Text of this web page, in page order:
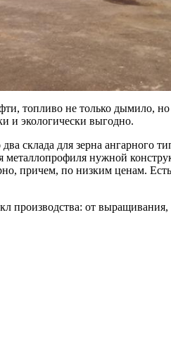
топливо не только дымило,
и экологически выгодно.
склада для зерна
металлопрофиля нужной
причем, по низким ценам.
производства: от